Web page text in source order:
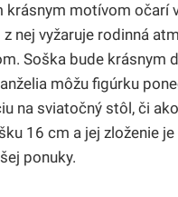
motívom
nej vyžaruje rodinná
Soška bude
môžu figúrku
na sviatočný stôl, či
16 cm a jej zloženie
ponuky.